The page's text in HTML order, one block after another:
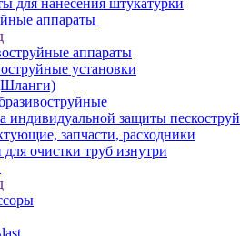
для нанесения штукатурки
аппараты
аппараты
установки
индивидуальной защиты
запчасти, расходники
очистки труб изнутри